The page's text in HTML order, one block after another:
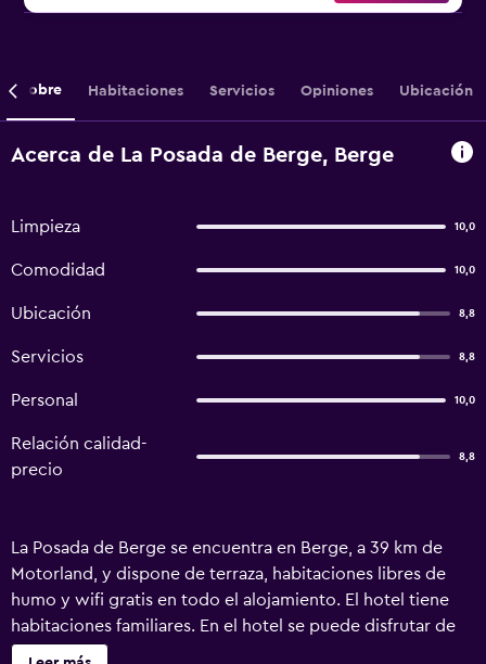
Sobre Habitaciones Servicios Opiniones Ubicación
Acerca de La Posada de Berge, Berge
Limpieza 10,0
Comodidad 10,0
Ubicación 8,8
Servicios 8,8
Personal 10,0
Relación calidad-
precio
8,8
La Posada de Berge se encuentra en Berge, a 39 km de
Motorland, y dispone de terraza, habitaciones libres de
humo y wifi gratis en todo el alojamiento. El hotel tiene
habitaciones familiares. En el hotel se puede disfrutar de
un desayuno continental. El aeropuerto (Aeropuerto de